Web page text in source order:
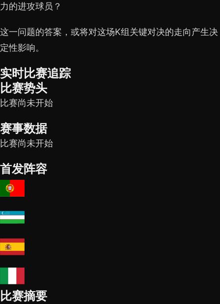
力的进攻球员？
这一问题的答案，或将对这场K组关键对决的走向产生决
定性影响。
实时比赛追踪
比赛势头
比赛尚未开始
赛事数据
比赛尚未开始
首发阵容
比赛摘要